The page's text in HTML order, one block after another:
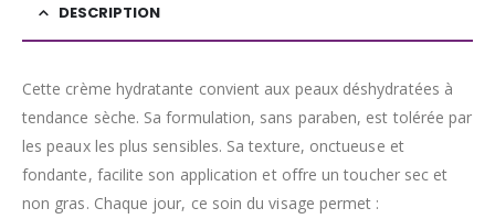
DESCRIPTION
Cette crème hydratante convient aux peaux déshydratées à
tendance sèche. Sa formulation, sans paraben, est tolérée par
les peaux les plus sensibles. Sa texture, onctueuse et
fondante, facilite son application et offre un toucher sec et
non gras. Chaque jour, ce soin du visage permet :